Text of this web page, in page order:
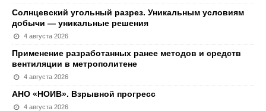
Солнцевский угольный разрез. Уникальным условиям
добычи — уникальные решения
4 августа 2026
Применение разработанных ранее методов и средств
вентиляции в метрополитене
4 августа 2026
АНО «НОИВ». Взрывной прогресс
4 августа 2026